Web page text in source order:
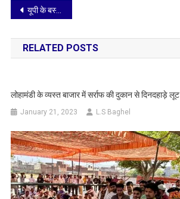
Post
navigation
यूपी के बस्ती जिले में सिविल लाइन की सड़क है या शर्म की लाइन?
RELATED POSTS
लोहामंडी के व्यस्त बाजार में सर्राफ की दुकान से दिनदहाड़े लूट
January 21, 2023 L.S Baghel